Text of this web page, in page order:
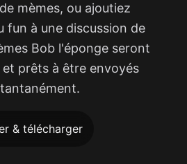
mèmes, ou ajoutiez
fun à une discussion de
Bob l'éponge seront
prêts à être envoyés
& télécharger